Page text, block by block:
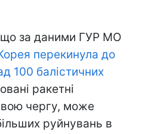
за даними ГУР МО
перекинула до
100 балістичних
ракетні
чергу, може
руйнувань в